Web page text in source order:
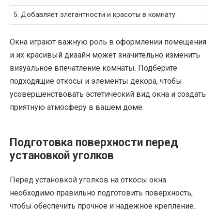
5. Добавляет элегантности и красоты в комнату.
Окна играют важную роль в оформлении помещения
и их красивый дизайн может значительно изменить
визуальное впечатление комнаты. Подберите
подходящие откосы и элементы декора, чтобы
усовершенствовать эстетический вид окна и создать
приятную атмосферу в вашем доме.
Подготовка поверхности перед
установкой уголков
Перед установкой уголков на откосы окна
необходимо правильно подготовить поверхность,
чтобы обеспечить прочное и надежное крепление.